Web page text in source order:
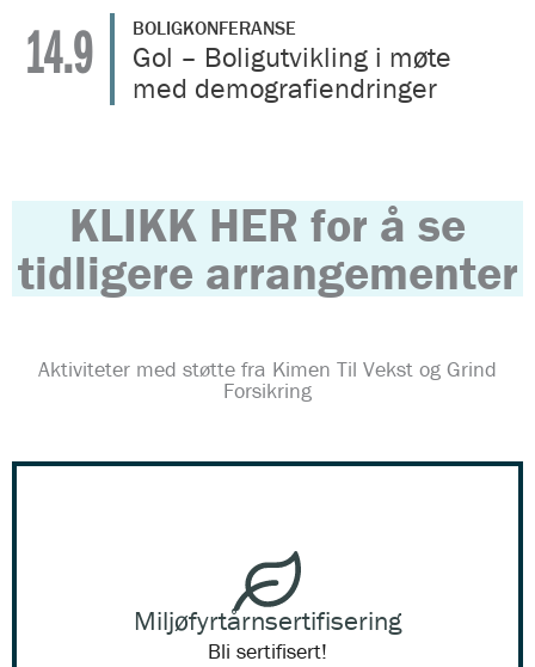
14.9 BOLIGKONFERANSE
Gol – Boligutvikling i møte
med demografiendringer
KLIKK HER for å se
tidligere arrangementer
Aktiviteter med støtte fra Kimen Til Vekst og Grind
Forsikring
Miljøfyrtårnsertifisering
Bli sertifisert!